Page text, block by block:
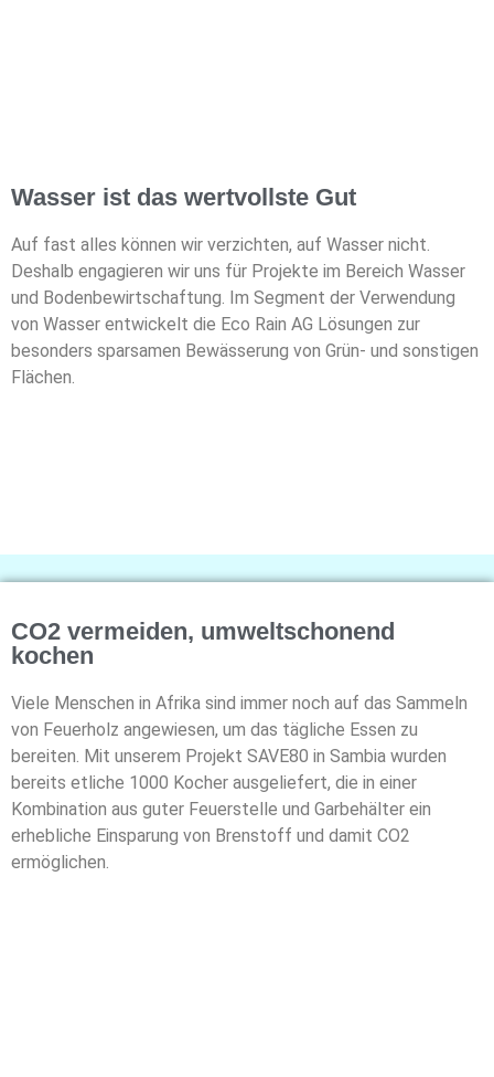
Wasser ist das wertvollste Gut
Auf fast alles können wir verzichten, auf Wasser nicht.
Deshalb engagieren wir uns für Projekte im Bereich Wasser
und Bodenbewirtschaftung. Im Segment der Verwendung
von Wasser entwickelt die Eco Rain AG Lösungen zur
besonders sparsamen Bewässerung von Grün- und sonstigen
Flächen.
CO2 vermeiden, umweltschonend
kochen
Viele Menschen in Afrika sind immer noch auf das Sammeln
von Feuerholz angewiesen, um das tägliche Essen zu
bereiten. Mit unserem Projekt SAVE80 in Sambia wurden
bereits etliche 1000 Kocher ausgeliefert, die in einer
Kombination aus guter Feuerstelle und Garbehälter ein
erhebliche Einsparung von Brenstoff und damit CO2
ermöglichen.